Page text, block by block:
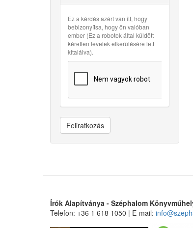
Ez a kérdés azért van itt, hogy
bebizonyítsa, hogy ön valóban
ember (Ez a robotok által küldött
kéretlen levelek elkerülésére lett
kitalálva).
Feliratkozás
Írók Alapítványa - Széphalom
Telefon: +36 1 618 1050 | E-mail: